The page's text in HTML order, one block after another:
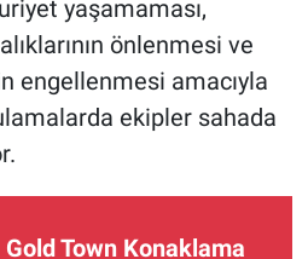
yaşamaması,
önlenmesi ve
engellenmesi amacıyla
ekipler sahada
Gold Town Konaklama